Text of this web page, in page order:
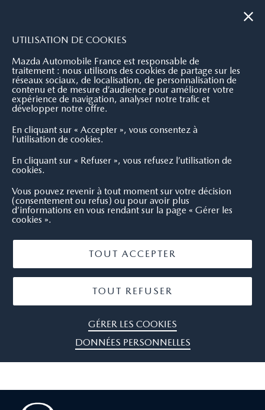
UTILISATION DE COOKIES
Mazda Automobile France est responsable de
traitement : nous utilisons des cookies de partage sur les
réseaux sociaux, de localisation, de personnalisation de
contenu et de mesure d’audience pour améliorer votre
expérience de navigation, analyser notre trafic et
développer notre offre.
En cliquant sur « Accepter », vous consentez à
l’utilisation de cookies.
En cliquant sur « Refuser », vous refusez l’utilisation de
cookies.
Vous pouvez revenir à tout moment sur votre décision
(consentement ou refus) ou pour avoir plus
d’informations en vous rendant sur la page « Gérer les
cookies ».
TOUT ACCEPTER
TOUT REFUSER
GÉRER LES COOKIES
DONNÉES PERSONNELLES